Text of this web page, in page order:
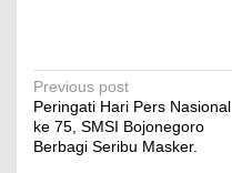
P
o
s
Previous post
Peringati Hari Pers Nasional
ke 75, SMSI Bojonegoro
Berbagi Seribu Masker.